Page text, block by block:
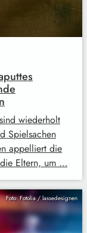
wiederholt
Spielsachen
appelliert die
Eltern, um …
Foto: Fotolia / lassedesignen